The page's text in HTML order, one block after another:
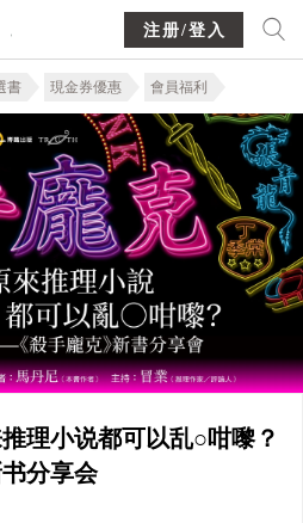
注册/登入
書 現金券優惠 會員福利
理小说都可以乱○咁嚟？
分享会